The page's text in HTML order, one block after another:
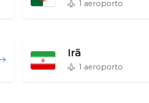
1 aeroporto
Irã
1 aeroporto